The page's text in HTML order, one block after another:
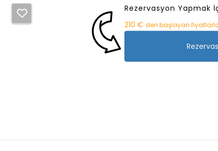
Rezervasyon Yapmak
210 € den başlayan